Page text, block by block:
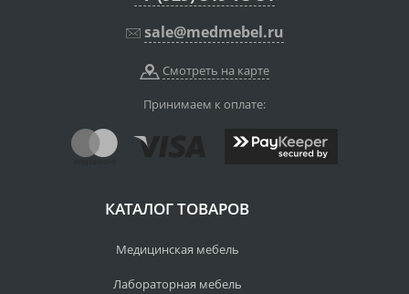
sale@medmebel.ru
Смотреть на карте
Принимаем к оплате:
КАТАЛОГ ТОВАРОВ
Медицинская мебель
Лабораторная мебель